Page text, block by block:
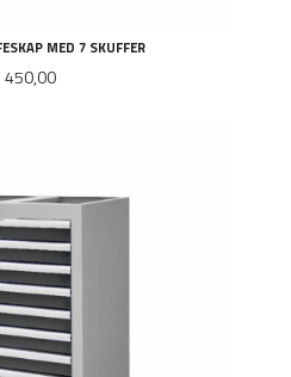
MED 7 SKUFFER
450,00